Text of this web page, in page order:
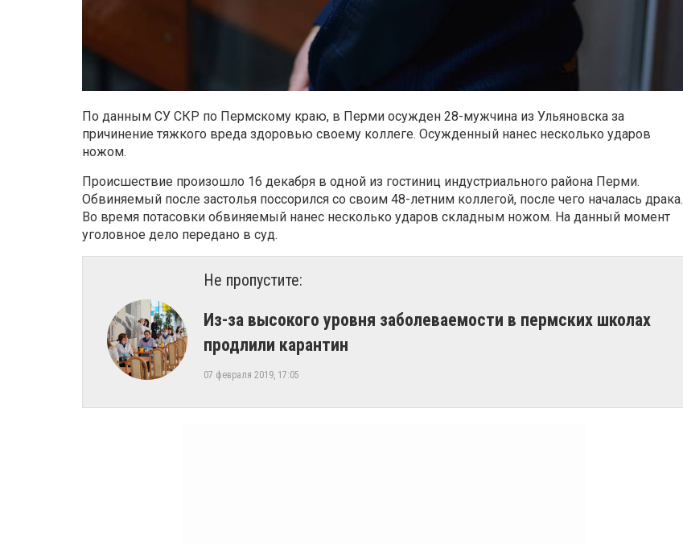
По данным СУ СКР по Пермскому краю, в Перми осужден 28-мужчина из Ульяновска за
причинение тяжкого вреда здоровью своему коллеге. Осужденный нанес несколько ударов
ножом.
Происшествие произошло 16 декабря в одной из гостиниц индустриального района Перми.
Обвиняемый после застолья поссорился со своим 48-летним коллегой, после чего началась драка.
Во время потасовки обвиняемый нанес несколько ударов складным ножом. На данный момент
уголовное дело передано в суд.
Не пропустите:
Из-за высокого уровня заболеваемости в пермских школах
продлили карантин
07 февраля 2019, 17:05